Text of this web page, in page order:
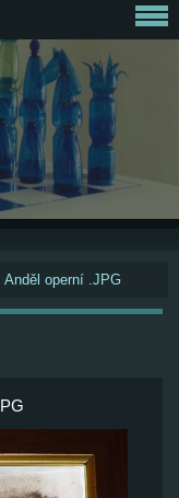
Anděl operní .JPG